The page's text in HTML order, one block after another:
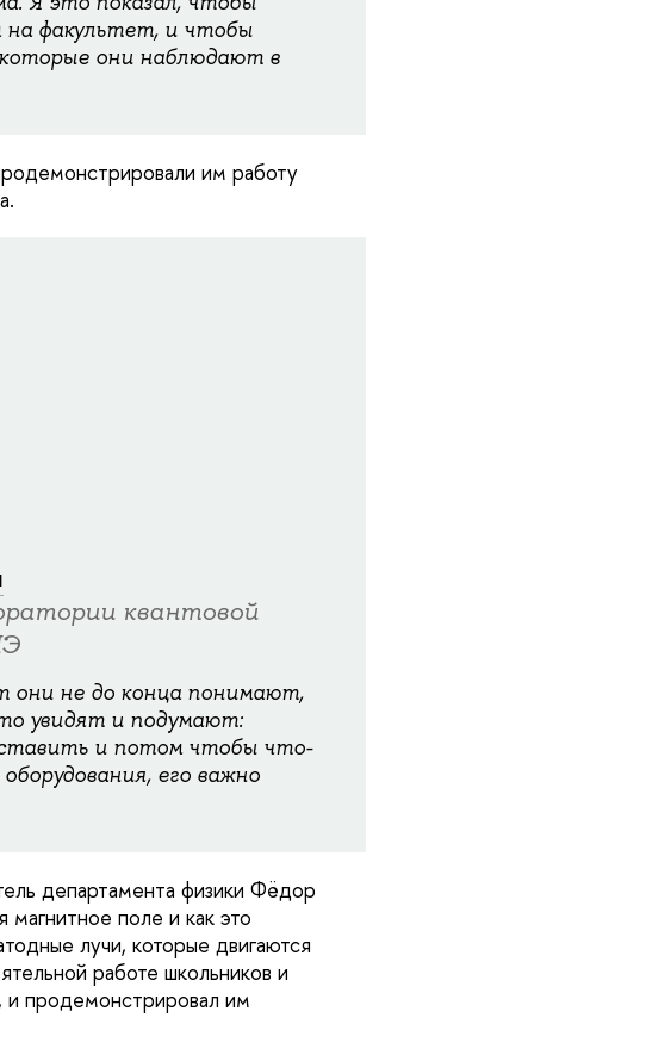
на факультет, и чтобы
которые они наблюдают в
им работу
квантовой
они не до конца понимают,
увидят и подумают:
и потом чтобы что-
его важно
департамента физики Фёдор
магнитное поле и как это
лучи, которые двигаются
работе школьников и
и продемонстрировал им